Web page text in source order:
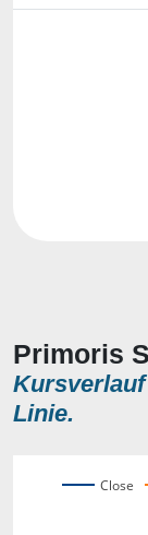
Primoris
Kursverlauf
Linie.
Close